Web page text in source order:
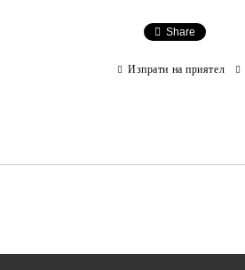
Share
Изпрати на приятел